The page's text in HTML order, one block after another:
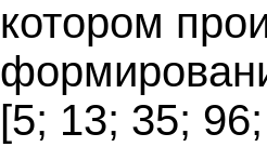
котором
[5; 13; 35;